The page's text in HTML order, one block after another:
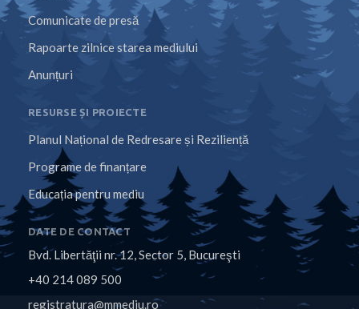
Comunicate de presă
Rapoarte zilnice starea mediului
Anunțuri
RESURSE ȘI PROIECTE
Planul Național de Redresare și Reziliență
Programe de finanțare
Educația pentru mediu
DATE DE CONTACT
Bvd. Libertăţii nr. 12, Sector 5, Bucureşti
+40 214 089 500
registratura@mmediu.ro